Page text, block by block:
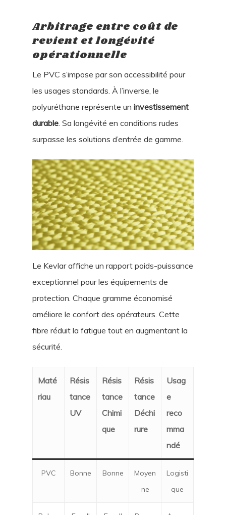
Arbitrage entre coût de
revient et longévité
opérationnelle
Le PVC s’impose par son accessibilité pour
les usages standards. À l’inverse, le
polyuréthane représente un investissement
durable . Sa longévité en conditions rudes
surpasse les solutions d’entrée de gamme.
Le Kevlar affiche un rapport poids-puissance
exceptionnel pour les équipements de
protection. Chaque gramme économisé
améliore le confort des opérateurs. Cette
fibre réduit la fatigue tout en augmentant la
sécurité.
Maté
riau
Résis
tance
UV
Résis
tance
Chimi
que
Résis
tance
Déchi
rure
Usag
e
reco
mma
ndé
PVC Bonne Bonne
Moyen
ne
Logisti
que